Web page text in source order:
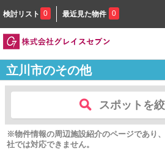
検討リスト 0 最近見た物件 0
立川市のその他
スポットを
※物件情報の周辺施設紹介のページであり
社では対応できません。